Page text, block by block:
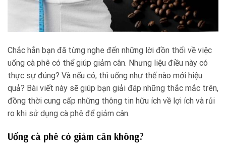
Chắc hẳn bạn đã từng nghe đến những lời đồn thổi về việc
uống cà phê có thể giúp giảm cân. Nhưng liệu điều này có
thực sự đúng? Và nếu có, thì uống như thế nào mới hiệu
quả? Bài viết này sẽ giúp bạn giải đáp những thắc mắc trên,
đồng thời cung cấp những thông tin hữu ích về lợi ích và rủi
ro khi sử dụng cà phê để giảm cân.
Uống cà phê có giảm cân không?